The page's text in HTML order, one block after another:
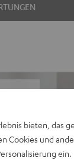
500
Weiß
bieten, das
Cookies und
ein.